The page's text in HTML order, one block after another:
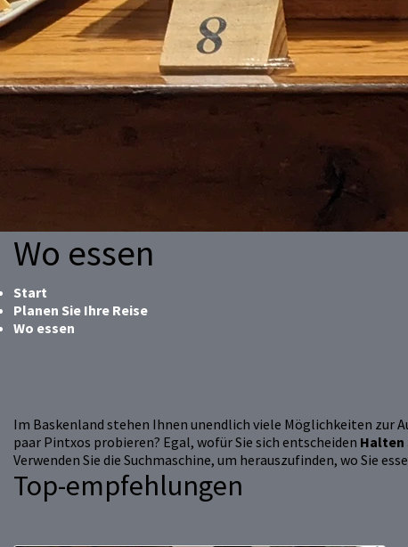
Wo essen
Start
Planen Sie Ihre Reise
Wo essen
Im Baskenland stehen Ihnen unendlich viele Möglichkeiten zur
paar Pintxos probieren? Egal, wofür Sie sich entscheiden Halten
Verwenden Sie die Suchmaschine, um herauszufinden, wo Sie
Top-empfehlungen